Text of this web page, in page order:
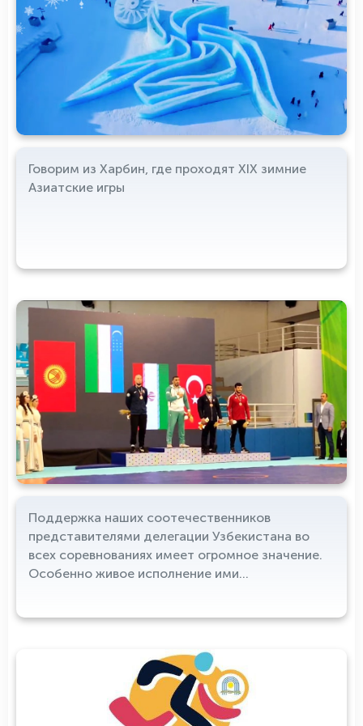
Говорим из Харбин, где проходят XIX зимние
Азиатские игры
Поддержка наших соотечественников
представителями делегации Узбекистана во
всех соревнованиях имеет огромное значение.
Особенно живое исполнение ими
победы на мировой арене! Вперёд, Узбекистан!